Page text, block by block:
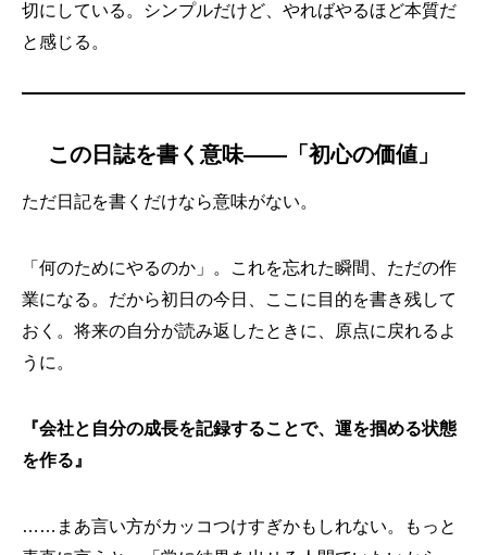
切にしている。シンプルだけど、やればやるほど本質だ
と感じる。
この日誌を書く意味——「初心の価値」
ただ日記を書くだけなら意味がない。
「何のためにやるのか」。これを忘れた瞬間、ただの作
業になる。だから初日の今日、ここに目的を書き残して
おく。将来の自分が読み返したときに、原点に戻れるよ
うに。
『会社と自分の成長を記録することで、運を掴める状態
を作る』
……まあ言い方がカッコつけすぎかもしれない。もっと